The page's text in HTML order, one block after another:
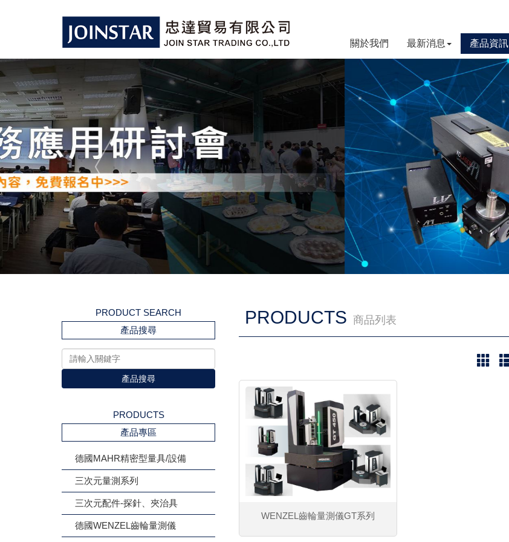
關於我們 最新消息 產品資訊
PRODUCT SEARCH
產品搜尋
產品搜尋
PRODUCTS
產品專區
德國MAHR精密型量具/設備
三次元量測系列
三次元配件-探針、夾治具
德國WENZEL齒輪量測儀
PRODUCTS 商品列表
WENZEL齒輪量測儀GT系列